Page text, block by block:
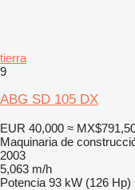
tierra
9
ABG SD 105 DX
EUR 40,000 ≈
Maquinaria de
2003
5,063 m/h
Potencia 93 kW (126 Hp)